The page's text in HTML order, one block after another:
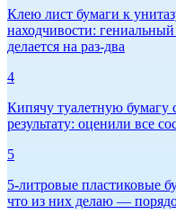
Клею лист бумаги к
находчивости:
делается на раз-два
4
Кипячу туалетную бумагу
результату: оценили все
5
5-литровые пластиковые
что из них делаю —